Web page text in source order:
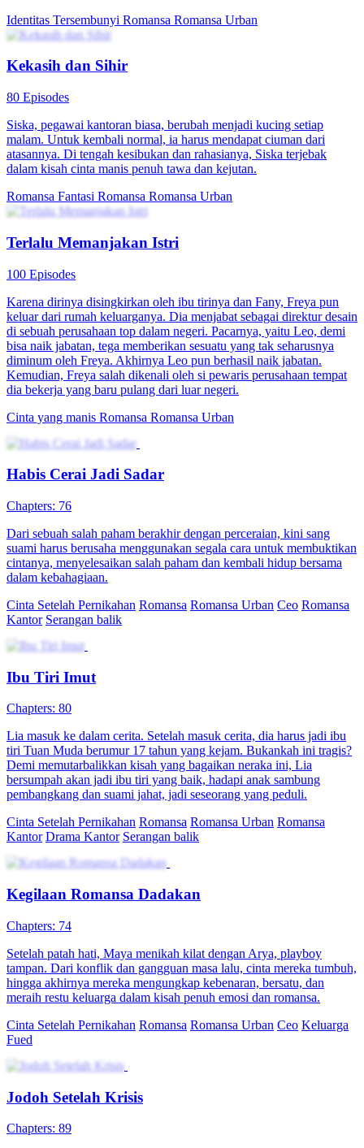
Identitas Tersembunyi Romansa Romansa Urban
Kekasih dan Sihir
80 Episodes
Siska, pegawai kantoran biasa, berubah menjadi kucing setiap
malam. Untuk kembali normal, ia harus mendapat ciuman dari
atasannya. Di tengah kesibukan dan rahasianya, Siska terjebak
dalam kisah cinta manis penuh tawa dan kejutan.
Romansa Fantasi Romansa Romansa Urban
Terlalu Memanjakan Istri
100 Episodes
Karena dirinya disingkirkan oleh ibu tirinya dan Fany, Freya pun
keluar dari rumah keluarganya. Dia menjabat sebagai direktur desain
di sebuah perusahaan top dalam negeri. Pacarnya, yaitu Leo, demi
bisa naik jabatan, tega memberikan sesuatu yang tak seharusnya
diminum oleh Freya. Akhirnya Leo pun berhasil naik jabatan.
Kemudian, Freya salah dikenali oleh si pewaris perusahaan tempat
dia bekerja yang baru pulang dari luar negeri.
Cinta yang manis Romansa Romansa Urban
Habis Cerai Jadi Sadar
Chapters: 76
Dari sebuah salah paham berakhir dengan perceraian, kini sang
suami harus berusaha menggunakan segala cara untuk membuktikan
cintanya, menyelesaikan salah paham dan kembali hidup bersama
dalam kebahagiaan.
Cinta Setelah Pernikahan Romansa Romansa Urban Ceo Romansa
Kantor Serangan balik
Ibu Tiri Imut
Chapters: 80
Lia masuk ke dalam cerita. Setelah masuk cerita, dia harus jadi ibu
tiri Tuan Muda berumur 17 tahun yang kejam. Bukankah ini tragis?
Demi memutarbalikkan kisah yang bagaikan neraka ini, Lia
bersumpah akan jadi ibu tiri yang baik, hadapi anak sambung
pembangkang dan suami jahat, jadi seseorang yang peduli.
Cinta Setelah Pernikahan Romansa Romansa Urban Romansa
Kantor Drama Kantor Serangan balik
Kegilaan Romansa Dadakan
Chapters: 74
Setelah patah hati, Maya menikah kilat dengan Arya, playboy
tampan. Dari konflik dan gangguan masa lalu, cinta mereka tumbuh,
hingga akhirnya mereka mengungkap kebenaran, bersatu, dan
meraih restu keluarga dalam kisah penuh emosi dan romansa.
Cinta Setelah Pernikahan Romansa Romansa Urban Ceo Keluarga
Fued
Jodoh Setelah Krisis
Chapters: 89